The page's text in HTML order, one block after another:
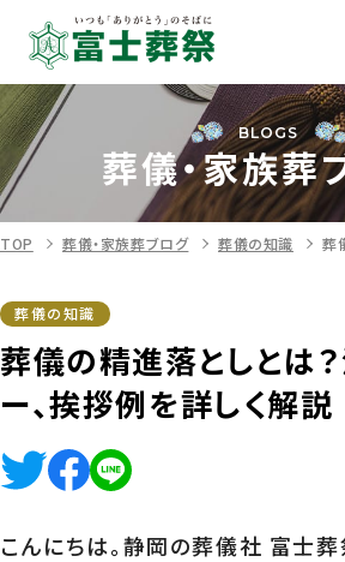
BLOGS
葬儀・家族葬
TOP 葬儀・家族葬ブログ 葬儀の知識 葬
葬儀の知識
葬儀の精進落としとは
ー、挨拶例を詳しく解説
こんにちは。静岡の葬儀社 富士葬